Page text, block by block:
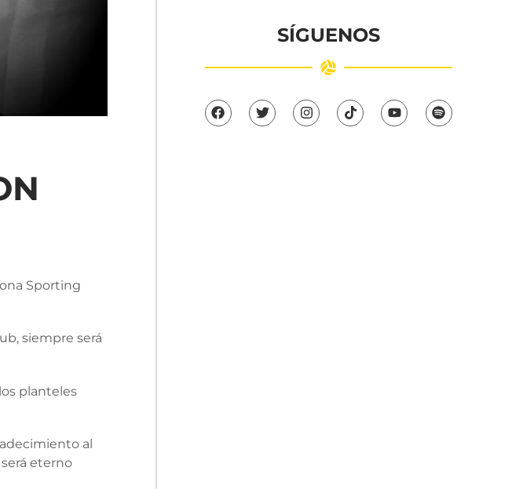
Sporting
siempre será
planteles
al
eterno
SÍGUENOS